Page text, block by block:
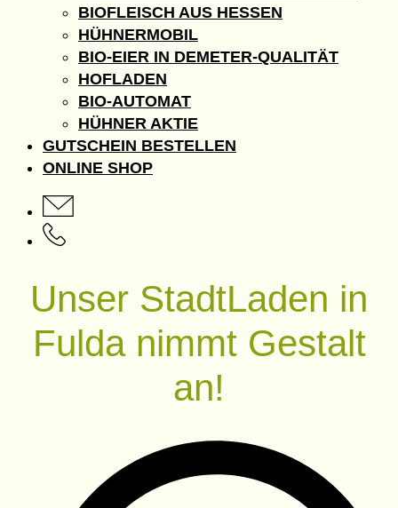
BIOFLEISCH AUS HESSEN
HÜHNERMOBIL
BIO-EIER IN DEMETER-QUALITÄT
HOFLADEN
BIO-AUTOMAT
HÜHNER AKTIE
GUTSCHEIN BESTELLEN
ONLINE SHOP
Unser StadtLaden in
Fulda nimmt Gestalt
an!